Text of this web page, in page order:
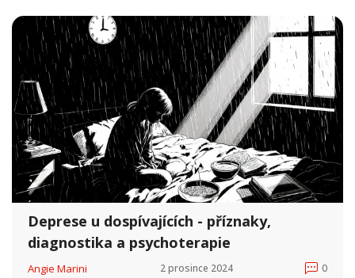
Deprese u dospívajících - příznaky,
diagnostika a psychoterapie
Angie Marini 2 prosince 2024 0